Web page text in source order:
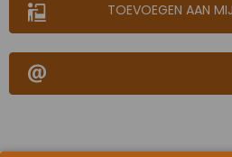
TOEVOEGEN AAN